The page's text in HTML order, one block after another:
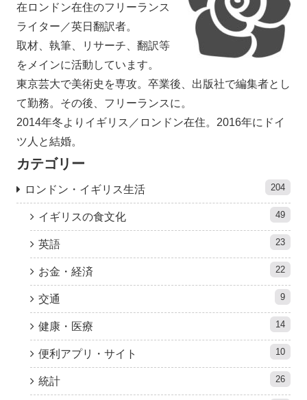
在ロンドン在住のフリーランス
ライター／英日翻訳者。
取材、執筆、リサーチ、翻訳等
をメインに活動しています。
東京芸大で美術史を専攻。卒業後、出版社で編集者とし
て勤務。その後、フリーランスに。
2014年冬よりイギリス／ロンドン在住。2016年にドイ
ツ人と結婚。
カテゴリー
ロンドン・イギリス生活 204
イギリスの食文化 49
英語 23
お金・経済 22
交通 9
健康・医療 14
便利アプリ・サイト 10
統計 26